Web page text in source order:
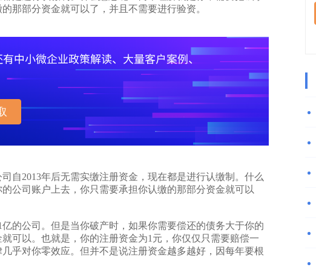
那部分资金就可以了，并且不需要进行验资。
自2013年后无需实缴注册资金，现在都是进行认缴制。什么
公司账户上去，你只需要承担你认缴的那部分资金就可以
公司。但是当你破产时，如果你需要偿还的债务大于你的
可以。也就是，你的注册资金为1元，你仅仅只需要赔偿一
乎对你零效应。但并不是说注册资金越多越好，因每年要根